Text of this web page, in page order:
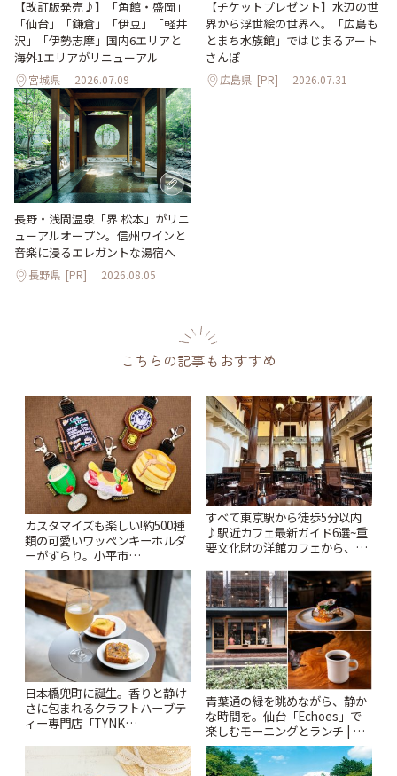
【改訂版発売♪】「角館・盛岡」
「仙台」「鎌倉」「伊豆」「軽井
沢」「伊勢志摩」国内6エリアと
海外1エリアがリニューアル
宮城県 2026.07.09
【チケットプレゼント】水辺の世
界から浮世絵の世界へ。「広島も
とまち水族館」ではじまるアート
さんぽ
広島県 [PR] 2026.07.31
長野・浅間温泉「界 松本」がリニ
ューアルオープン。信州ワインと
音楽に浸るエレガントな湯宿へ
長野県 [PR] 2026.08.05
こちらの記事もおすすめ
カスタマイズも楽しい!約500種
類の可愛いワッペンキーホルダ
ーがずらり。小平市
「Kimamaya T&K」 | ことりっ
ぷ
すべて東京駅から徒歩5分以内
♪駅近カフェ最新ガイド6選~重
要文化財の洋館カフェから、改
りっぷ
日本橋兜町に誕生。香りと静け
さに包まれるクラフトハーブテ
ィー専門店「TYNK
青葉通の緑を眺めながら、静か
な時間を。仙台「Echoes」で
楽しむモーニングとランチ | こ
とりっぷ